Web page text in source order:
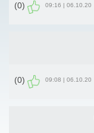
06.10.20 | 09:16
(0)
06.10.20 | 09:08
(0)